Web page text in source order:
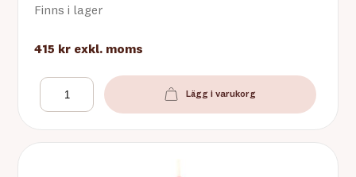
Finns i lager
415 kr exkl. moms
Lägg i varukorg